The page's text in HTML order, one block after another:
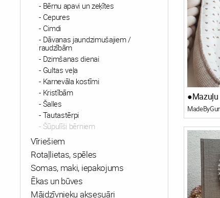
Bērnu apavi un zeķītes
Cepures
Cimdi
Dāvanas jaundzimušajiem /
raudzībām
Dzimšanas dienai
Gultas veļa
Karnevāla kostīmi
Kristībām
Šalles
Tautastērpi
Šūpulīši bērniem
Vīriešiem
Rotaļlietas, spēles
Somas, maki, iepakojums
Ēkas un būves
Mājdzīvnieku aksesuāri